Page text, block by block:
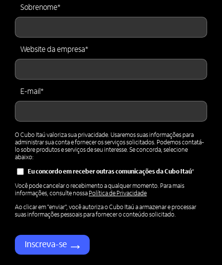
Sobrenome*
Website da empresa*
E-mail*
O Cubo Itaú valoriza sua privacidade. Usaremos suas informações para
administrar sua conta e fornecer os serviços solicitados. Podemos contatá-
lo sobre produtos e serviços de seu interesse. Se concorda, selecione
abaixo:
Eu concordo em receber outras comunicações da Cubo Itaú*
Você pode cancelar o recebimento a qualquer momento. Para mais
informações, consulte nossa Política de Privacidade
Ao clicar em "enviar", você autoriza o Cubo Itaú a armazenar e processar
suas informações pessoais para fornecer o conteúdo solicitado.